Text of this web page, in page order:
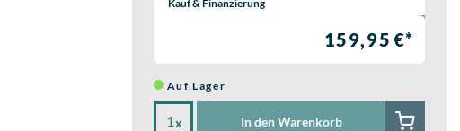
Wähle eine Preisoption:
Kauf & Finanzierung
159,95 €*
Auf Lager
x In den Warenkorb